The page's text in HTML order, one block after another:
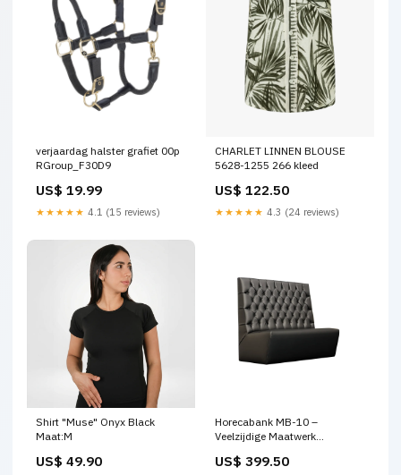
verjaardag halster grafiet 00p
RGroup_F30D9
US$ 19.99
★★★★★ 4.1 (15 reviews)
CHARLET LINNEN BLOUSE
5628-1255 266 kleed
US$ 122.50
★★★★★ 4.3 (24 reviews)
Shirt "Muse" Onyx Black
Maat:M
US$ 49.90
Horecabank MB-10 –
Veelzijdige Maatwerk
US$ 399.50